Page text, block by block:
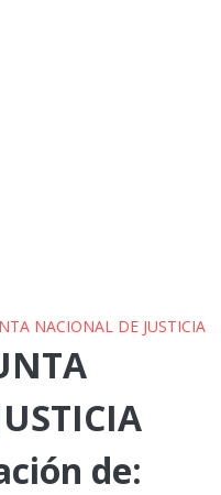
NACIONAL DE JUSTICIA
de: